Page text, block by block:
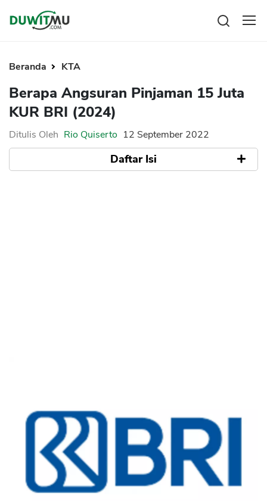
Reksadana
Saham
Bitcoin
Kartu Kredit
KTA
KPR
Kredit Usaha
Beranda KTA
Berapa Angsuran Pinjaman 15 Juta
KUR BRI (2024)
Ditulis Oleh Rio Quiserto 12 September 2022
Daftar Isi